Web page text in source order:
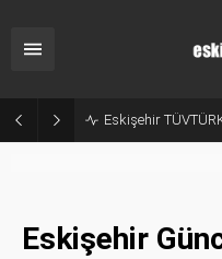
Eskişehir